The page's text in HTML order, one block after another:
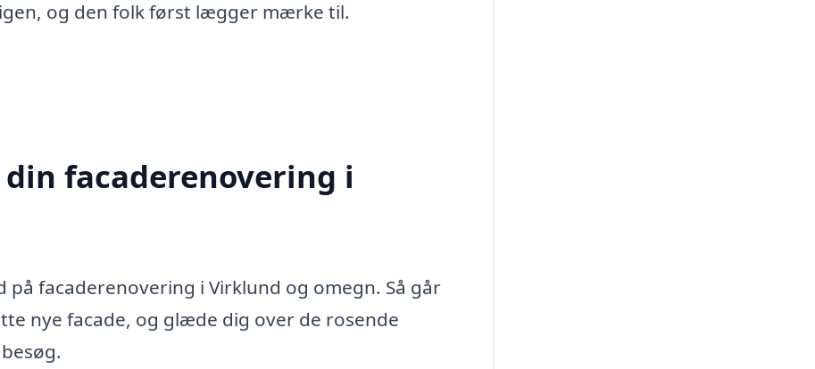
og den folk først lægger mærke til.
facaderenovering i
facaderenovering i Virklund og omegn. Så går
nye facade, og glæde dig over de rosende